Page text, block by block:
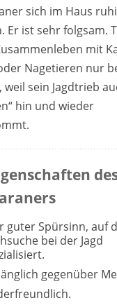
sich im Haus
Er ist sehr folgsam.
mit
Nagetieren nur
weil sein Jagdtrieb
hin und wieder
guter Spürsinn, auf
bei der Jagd
gegenüber